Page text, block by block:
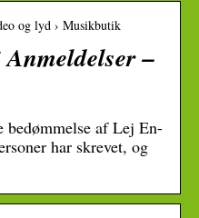
og lyd › Musikbutik
–
bedømmelse af Lej En-
har skrevet, og